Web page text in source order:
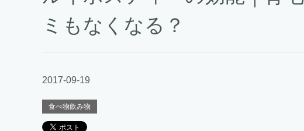
ミもなくなる？
2017-09-19
食べ物飲み物